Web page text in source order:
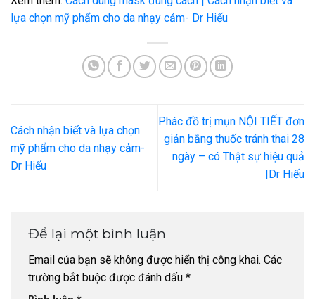
lựa chọn mỹ phẩm cho da nhạy cảm- Dr Hiếu
Cách nhận biết và lựa chọn
mỹ phẩm cho da nhạy cảm-
Dr Hiếu
Phác đồ trị mụn NỘI TIẾT đơn
giản bằng thuốc tránh thai 28
ngày – có Thật sự hiệu quả
|Dr Hiếu
Để lại một bình luận
Email của bạn sẽ không được hiển thị công khai. Các
trường bắt buộc được đánh dấu *